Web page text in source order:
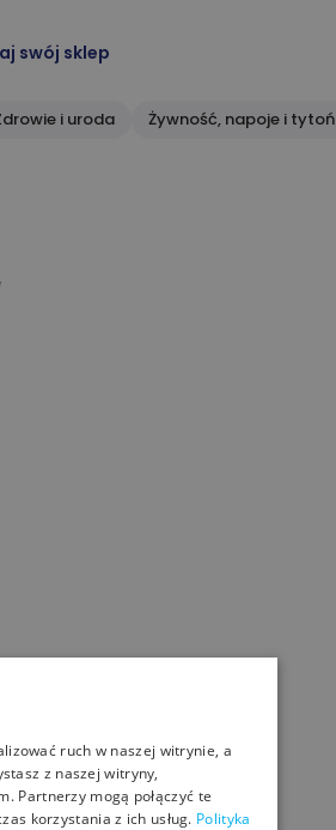
swój sklep
i uroda Żywność, napoje i tytoń
ruch w naszej witrynie, a
z naszej witryny,
Partnerzy mogą połączyć te
korzystania z ich usług. Polityka